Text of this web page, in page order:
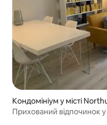
Кондомініум у місті
Прихований відпочинок у